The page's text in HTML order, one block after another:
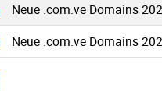
Neue .com.ve Domains
Neue .com.ve Domains